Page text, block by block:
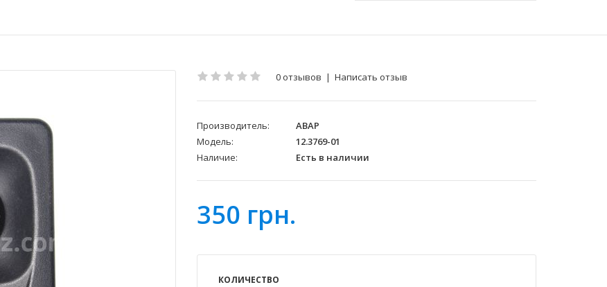
0 отзывов | Написать отзыв
Производитель:
АВАР
Модель:
12.3769-01
Наличие:
Есть в наличии
350 грн.
КОЛИЧЕСТВО